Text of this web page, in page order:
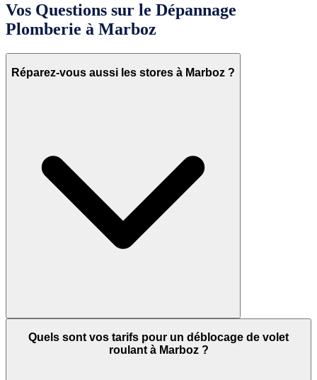
Vos Questions sur le Dépannage
Plomberie à Marboz
Réparez-vous aussi les stores à Marboz ?
Quels sont vos tarifs pour un déblocage de volet
roulant à Marboz ?